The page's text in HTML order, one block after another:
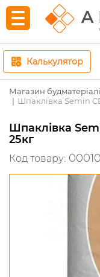
Калькулятор
Магазин
Шпаклівка Semin
Шпаклівка
25кг
Код товару: